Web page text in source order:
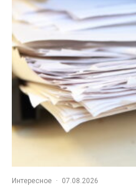
Интересное · 07.08.2026